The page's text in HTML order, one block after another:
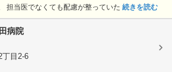
担当医でなくても配慮が整っていた 続きを読む
病院
丁目2-6